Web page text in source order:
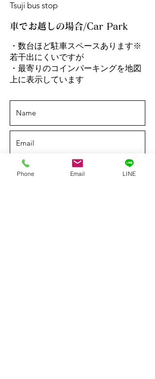
Tsuji bus stop
車でお越しの場合/Car Park
・数台ほど駐車スペースあります※
若干出にくいですが
・​最寄りのコインパーキングを地図
上に表示しています​
Phone Email LINE